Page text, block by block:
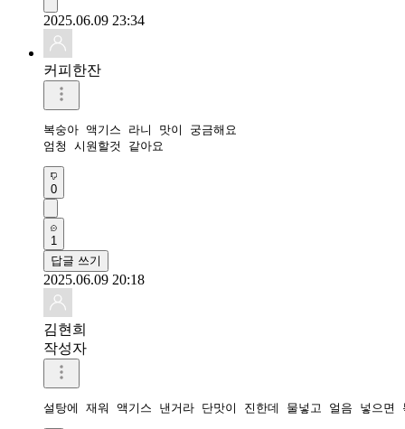
2025.06.09 23:34
커피한잔
복숭아 액기스 라니 맛이 궁금해요
엄청 시원할것 같아요
0
1
답글 쓰기
2025.06.09 20:18
김현희
작성자
설탕에 재워 액기스 낸거라 단맛이 진한데 물넣고 얼음 넣으